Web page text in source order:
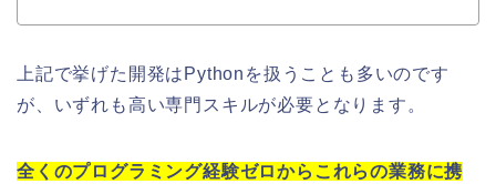
上記で挙げた開発はPythonを扱うことも多いのです
が、いずれも高い専門スキルが必要となります。
全くのプログラミング経験ゼロからこれらの業務に携